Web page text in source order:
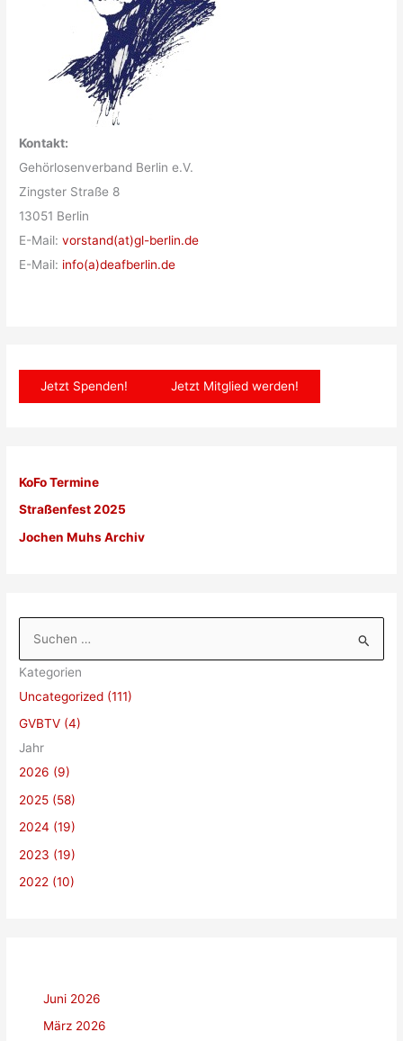
Kontakt:
Gehörlosenverband Berlin e.V.
Zingster Straße 8
13051 Berlin
E-Mail:vorstand(at)gl-berlin.de
E-Mail: info(a)deafberlin.de
Jetzt Spenden! Jetzt Mitglied werden!
KoFo Termine
Straßenfest 2025
Jochen Muhs Archiv
c
h
e
n
n
a
c
Kategorien
Uncategorized (111)
GVBTV (4)
Jahr
2026 (9)
2025 (58)
2024 (19)
2023 (19)
2022 (10)
Juni 2026
März 2026